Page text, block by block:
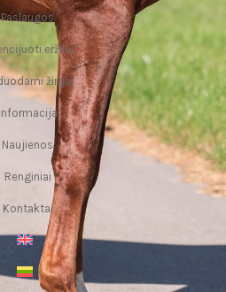
Paslaugos
eržilai
žirgai
Informacija
Naujienos
Renginiai
Kontaktai